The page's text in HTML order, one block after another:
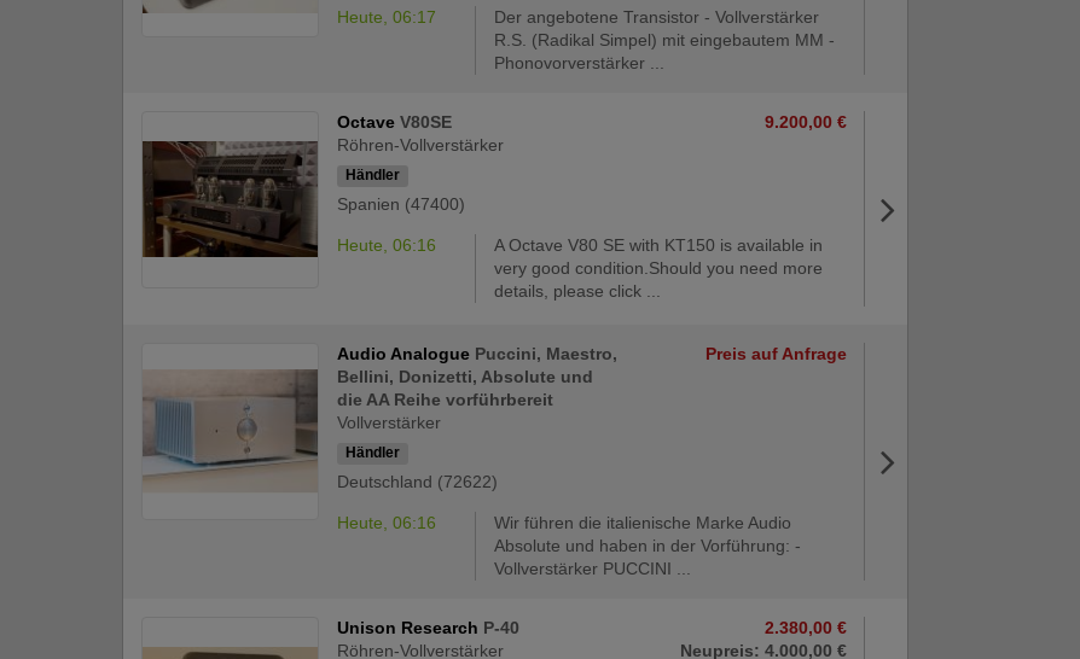
Heute, 06:17
Der angebotene Transistor - Vollverstärker
R.S. (Radikal Simpel) mit eingebautem MM -
Phonovorverstärker ...
OctaveV80SE
Röhren-Vollverstärker
Händler
Spanien (47400)
9.200,00 €
Heute, 06:16
A Octave V80 SE with KT150 is available in
very good condition.Should you need more
details, please click ...
Audio Analogue Puccini, Maestro,
Bellini, Donizetti, Absolute und
die AA Reihe vorführbereit
Vollverstärker
Händler
Deutschland (72622)
Preis auf Anfrage
Heute, 06:16
Wir führen die italienische Marke Audio
Absolute und haben in der Vorführung: -
Vollverstärker PUCCINI ...
Unison Research P-40
Röhren-Vollverstärker
2.380,00 €
Neupreis: 4.000,00 €